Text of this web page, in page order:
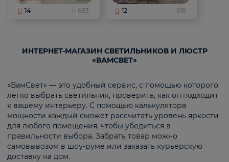
14 683 12 618
ИНТЕРНЕТ-МАГАЗИН СВЕТИЛЬНИКОВ И ЛЮСТР
«ВАМСВЕТ»
«ВамСвет» — это удобный сервис, с помощью которого
легко выбрать светильник, проверить, как он подходит
к вашему интерьеру. С помощью калькулятора
мощности каждый сможет рассчитать уровень яркости
для любого помещения, чтобы убедиться в
правильности выбора. Забрать товар можно
самовывозом в шоу-руме или заказать курьерскую
доставку на дом.